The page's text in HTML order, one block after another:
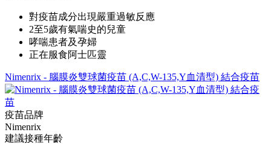
對疫苗成分出現嚴重過敏反應
2至5歲有氣喘史的兒童
哮喘患者及孕婦
正在服食阿士匹靈
Nimenrix - 腦膜炎雙球菌疫苗 (A,C,W-135,Y血清型) 結合疫苗
疫苗品牌
Nimenrix
建議接種年齡